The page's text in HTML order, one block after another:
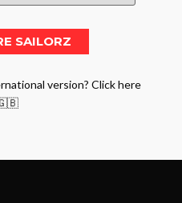
version? Click here